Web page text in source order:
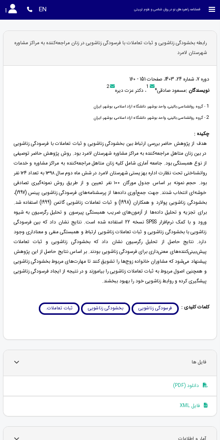
فصلنامه راهبردهای نو در روان شناسی و علوم تربیتی EN
رابطه بخشودگی زناشویی و ثبات تعاملات با فرسودگی زناشویی در زنان مراجعه‌کننده به مراکز مشاوره
شهرستان لامرد
دوره 7، شماره 24، 1403، صفحات 151 - 160
نویسندگان :مسعود صادقی* 1، دکتر عزت دیره 2
1 - گروه روانشناسی بالینی، واحد بوشهر، دانشگاه ازاد اسلامی، بوشهر، ایران
2- گروه روانشناسی بالینی، واحد بوشهر، دانشگاه ازاد اسلامی، بوشهر، ایران
چکیده :
هدف از پژوهش حاضر بررسی ارتباط بین بخشودگی زناشویی و ثبات تعاملات با فرسودگی زناشویی
در بین زنان متاهل مراجعه‌کننده به مراکز مشاوره شهرستان لامرد بود. روش پژوهش حاضر توصیفی
از نوع همبستگی بود. جامعه آماری شامل کلیه زنان متاهل مراجعه‌کننده به مراکز مشاوره و خدمات
روانشناختی تحت نظارت اداره بهزیستی شهرستان لامرد در شش ماه دوم سال ۱۳۹۸ به تعداد ۱۲۴ نفر
بود. حجم نمونه بر اساس جدول مورگان ۱۰۰ نفر تعیین و از طریق روش نمونه‌گیری تصادفی
خوشه‌ای انتخاب شدند. جهت جمع‌آوری داده‌ها از پرسشنامه‌های فرسودگی زناشویی پینس (1997)،
بخشودگی زناشویی پولارد و همکاران (1998) و ثبات تعاملات زناشویی گاتمن (1999) استفاده شد.
برای تجزیه و تحلیل داده‌ها از آزمون‌های ضریب همبستگی پیرسون و تحلیل رگرسیون به شیوه
ورود و با کمک نرم‌افزار SPSS نسخه 22 استفاده شده است. نتایج نشان داد که بین فرسودگی
زناشویی با بخشودگی زناشویی و ثبات تعاملات زناشویی ارتباط و همبستگی منفی و معناداری وجود
دارد. نتایج حاصل از تحلیل رگرسیون نشان داد که بخشودگی زناشویی و ثبات تعاملات
پیش‌بینی‌کننده‌های معنی‌داری برای فرسودگی زناشویی بودند. بر اساس نتایج حاصل از این پژوهش
پیشنهاد می‌شود که مشاوران خانواده زوج‌ها را تشویق کنند تا مهارت‌های مربوط بخشودگی زناشویی
و همچنین اصول مربوط به ثبات تعاملات زناشویی را بیاموزند و در نتیجه از ایجاد فرسودگی زناشویی
پیشگیری کرده و روابط زناشویی خود را بهبود ببخشند.
کلمات کلیدی : فرسودگی زناشویی بخشودگی زناشویی ثبات تعاملات.
فایل ها
دانلود (PDF)
فایل XML